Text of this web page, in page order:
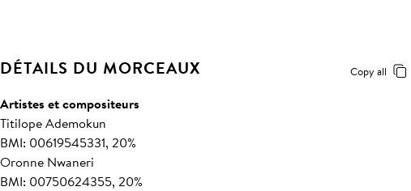
DÉTAILS DU MORCEAUX Copy all
Artistes et compositeurs
Titilope Ademokun
BMI: 00619545331, 20%
Oronne Nwaneri
BMI: 00750624355, 20%